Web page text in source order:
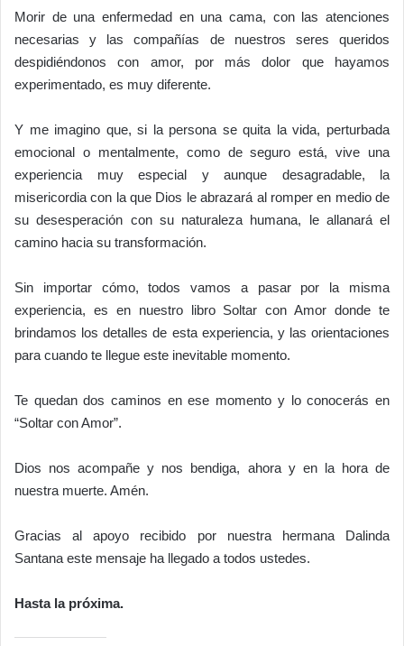
Morir de una enfermedad en una cama, con las atenciones
necesarias y las compañías de nuestros seres queridos
despidiéndonos con amor, por más dolor que hayamos
experimentado, es muy diferente.
Y me imagino que, si la persona se quita la vida, perturbada
emocional o mentalmente, como de seguro está, vive una
experiencia muy especial y aunque desagradable, la
misericordia con la que Dios le abrazará al romper en medio de
su desesperación con su naturaleza humana, le allanará el
camino hacia su transformación.
Sin importar cómo, todos vamos a pasar por la misma
experiencia, es en nuestro libro Soltar con Amor donde te
brindamos los detalles de esta experiencia, y las orientaciones
para cuando te llegue este inevitable momento.
Te quedan dos caminos en ese momento y lo conocerás en
“Soltar con Amor”.
Dios nos acompañe y nos bendiga, ahora y en la hora de
nuestra muerte. Amén.
Gracias al apoyo recibido por nuestra hermana Dalinda
Santana este mensaje ha llegado a todos ustedes.
Hasta la próxima.